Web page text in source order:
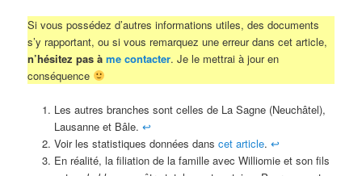
Si vous possédez d’autres informations utiles, des documents
s’y rapportant, ou si vous remarquez une erreur dans cet article,
n’hésitez pas àme contacter. Je le mettrai à jour en
conséquence
Les autres branches sont celles de La Sagne (Neuchâtel),
Lausanne et Bâle. ↩︎
Voir les statistiques données dans cet article. ↩︎
En réalité, la filiation de la famille avec Williomie et son fils